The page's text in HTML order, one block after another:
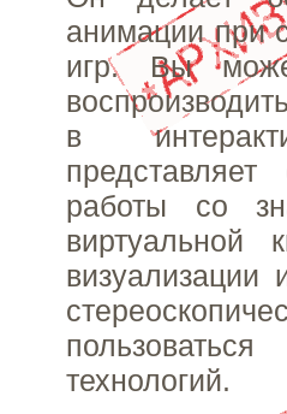
анимации при
игр. Вы
в
работы со
виртуальной
визуализации
технологий.